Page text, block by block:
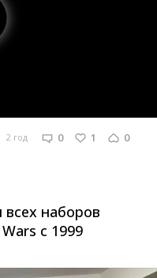
2 год 0 1 0
всех наборов
с 1999